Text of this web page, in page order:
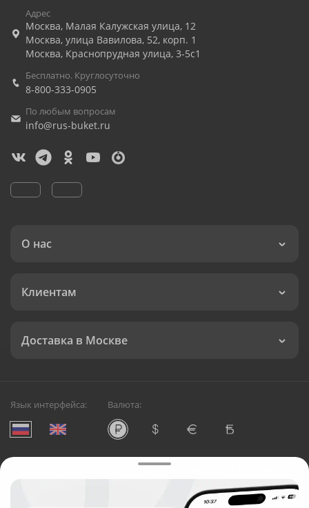
Адрес
Москва, Малая Калужская улица, 12
Москва, улица Вавилова, 52, корп. 1
Москва, Краснопрудная улица, 3-5с1
Бесплатно. Круглосуточно
8-800-333-0905
По любым вопросам
info@rus-buket.ru
О нас
Клиентам
Доставка в Москве
Язык интерфейса: Валюта:
Служба круглосуточной доставки цветов в Москве
Русский Букет, 2026